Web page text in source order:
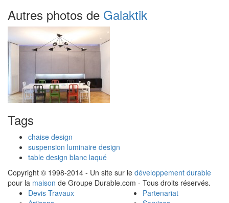
Autres photos de Galaktik
Tags
chaise design
suspension luminaire design
table design blanc laqué
Copyright © 1998-2014 - Un site sur le développement durable
pour la maison de Groupe Durable.com - Tous droits réservés.
Devis Travaux
Partenariat